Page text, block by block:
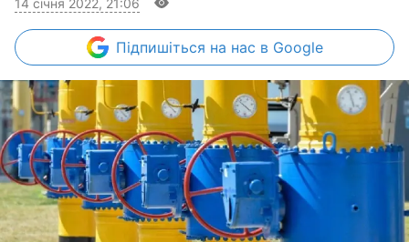
14 січня 2022, 21:06
Підпишіться на нас в Google